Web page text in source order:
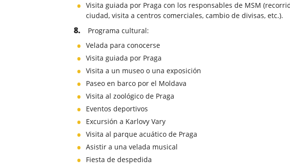
Visita guiada por Praga con los responsables de MSM
ciudad, visita a centros comerciales, cambio de divisas, etc.).
Programa cultural:
Velada para conocerse
Visita guiada por Praga
Visita a un museo o una exposición
Paseo en barco por el Moldava
Visita al zoológico de Praga
Eventos deportivos
Excursión a Karlovy Vary
Visita al parque acuático de Praga
Asistir a una velada musical
Fiesta de despedida